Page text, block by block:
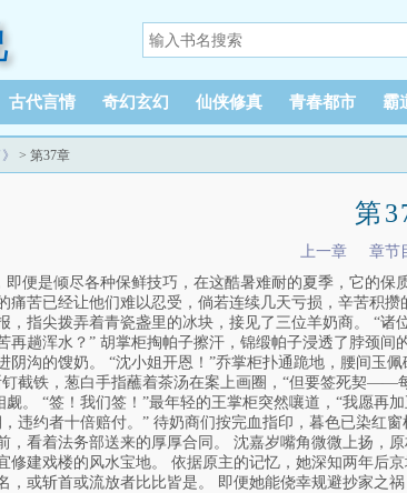
古代言情 奇幻玄幻 仙侠修真 青春都市 霸
> 第37章
第
上一章 章节
即便是倾尽各种保鲜技巧，在这酷暑难耐的夏季，它的
痛苦已经让他们难以忍受，倘若连续几天亏损，辛苦积
，指尖拨弄着青瓷盏里的冰块，接见了三位羊奶商。 “
再趟浑水？” 胡掌柜掏帕子擦汗，锦缎帕子浸透了脖颈
阴沟的馊奶。 “沈小姐开恩！”乔掌柜扑通跪地，腰间玉
截铁，葱白手指蘸着茶汤在案上画圈，“但要签死契——
觑。 “签！我们签！”最年轻的王掌柜突然嚷道，“我愿
违约者十倍赔付。” 待奶商们按完血指印，暮色已染红
，看着法务部送来的厚厚合同。 沈嘉岁嘴角微微上扬，
修建戏楼的风水宝地。 依据原主的记忆，她深知两年后
，或斩首或流放者比比皆是。 即便她能侥幸规避抄家之